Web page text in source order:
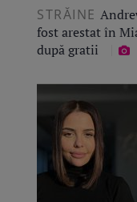
STRĂINE
fost arestat în
după gratii